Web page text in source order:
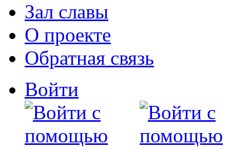
Зал славы
О проекте
Обратная связь
Войти